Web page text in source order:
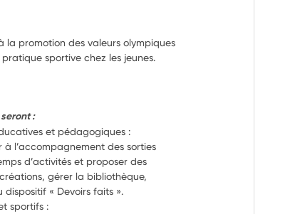
promotion des valeurs olympiques
sportive chez les jeunes.
:
éducatives et pédagogiques :
l’accompagnement des sorties
d’activités et proposer des
gérer la bibliothèque,
« Devoirs faits ».
et sportifs :